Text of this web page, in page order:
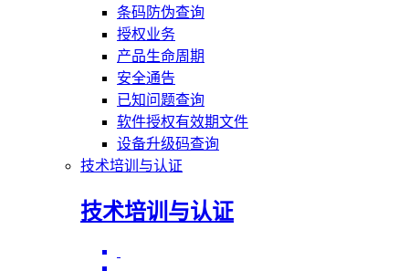
条码防伪查询
授权业务
产品生命周期
安全通告
已知问题查询
软件授权有效期文件
设备升级码查询
技术培训与认证
技术培训与认证